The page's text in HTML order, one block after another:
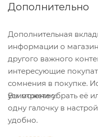
Дополнительно
Дополнительная
информации о
другого важного
интересующие
сомнения в покупке.
усмотрению.
Вы можете убрать её
одну галочку в
удобно.